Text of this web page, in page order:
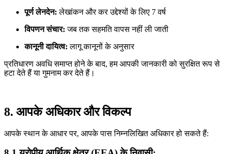
पूर्ण लेनदेन: लेखांकन और कर उद्देश्यों के लिए 7 वर्ष
विपणन संचार: जब तक सहमति वापस नहीं ली जाती
कानूनी दायित्व: लागू कानूनों के अनुसार
प्रतिधारण अवधि समाप्त होने के बाद, हम आपकी जानकारी को सुरक्षित रूप से
हटा देते हैं या गुमनाम कर देते हैं।
8. आपके अधिकार और विकल्प
आपके स्थान के आधार पर, आपके पास निम्नलिखित अधिकार हो सकते हैं: